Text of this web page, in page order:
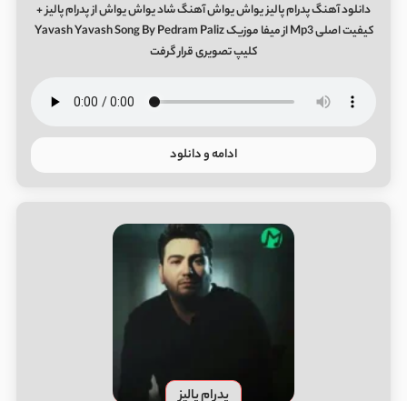
دانلود آهنگ پدرام پالیز یواش یواش آهنگ شاد یواش یواش از پدرام پالیز +
کیفیت اصلی Mp3 از میفا موزیک Yavash Yavash Song By Pedram Paliz
کلیپ تصویری قرار گرفت
ادامه و دانلود